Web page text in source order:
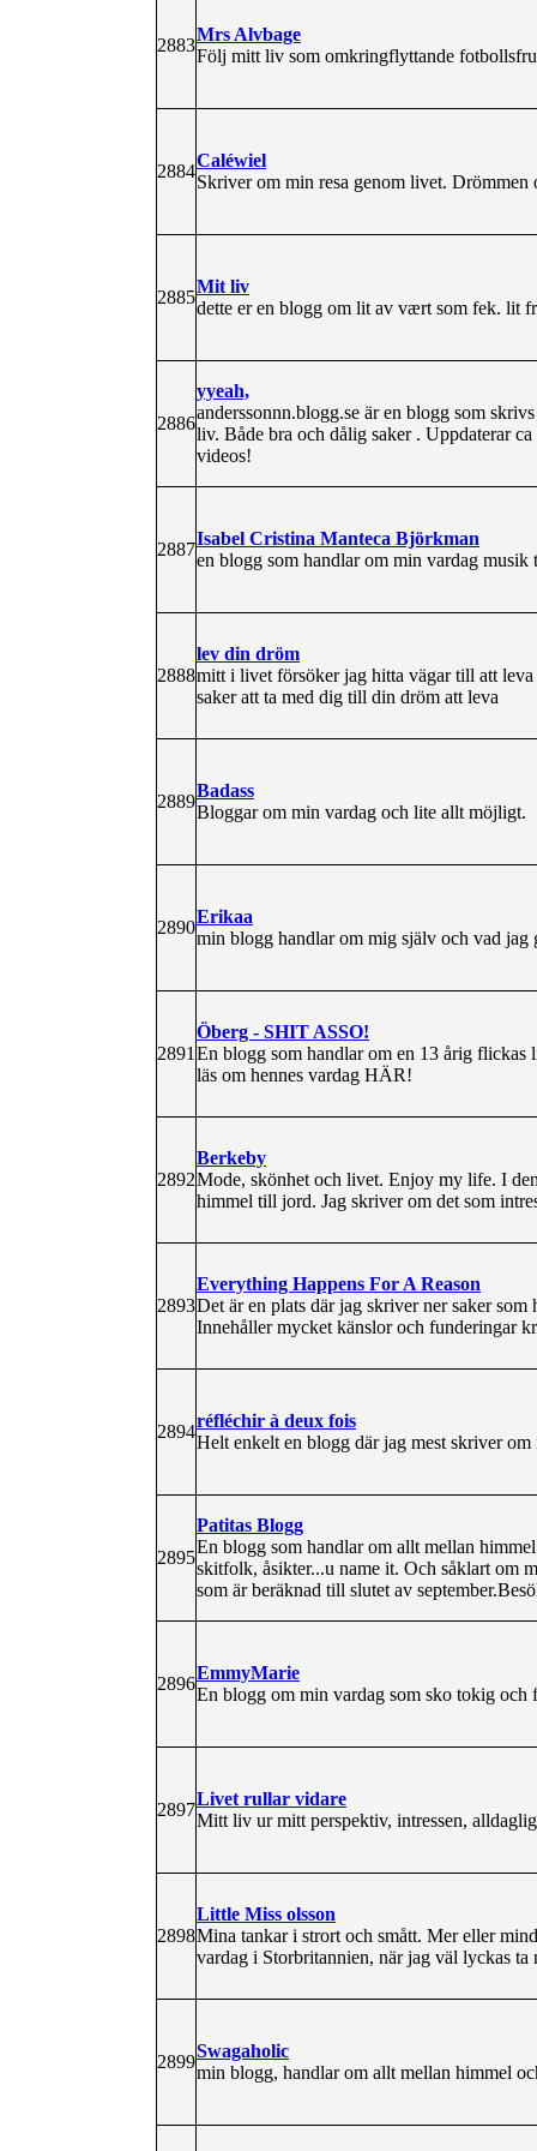
2883
Mrs Alvbage
Följ mitt liv som omkringflyttande
2884
Caléwiel
Skriver om min resa genom livet.
2885
Mit liv
dette er en blogg om lit av vært som fek. lit
2886
yyeah,
anderssonnn.blogg.se är en blogg som
liv. Både bra och dålig saker . Uppdaterar
videos!
2887
Isabel Cristina Manteca Björkman
en blogg som handlar om min vardag musik
2888
lev din dröm
mitt i livet försöker jag hitta vägar till att
saker att ta med dig till din dröm att leva
2889
Badass
Bloggar om min vardag och lite allt möjligt.
2890
Erikaa
min blogg handlar om mig själv och vad jag
2891
Öberg - SHIT ASSO!
En blogg som handlar om en 13 årig flickas
läs om hennes vardag HÄR!
2892
Berkeby
Mode, skönhet och livet. Enjoy my life. I
himmel till jord. Jag skriver om det som
2893
Everything Happens For A Reason
Det är en plats där jag skriver ner saker
Innehåller mycket känslor och funderingar
2894
réfléchir à deux fois
Helt enkelt en blogg där jag mest skriver
2895
Patitas Blogg
En blogg som handlar om allt mellan
skitfolk, åsikter...u name it. Och såklart om
som är beräknad till slutet av
2896
EmmyMarie
En blogg om min vardag som sko tokig och
2897
Livet rullar vidare
Mitt liv ur mitt perspektiv, intressen,
2898
Little Miss olsson
Mina tankar i strort och smått. Mer eller
vardag i Storbritannien, när jag väl lyckas ta
2899
Swagaholic
min blogg, handlar om allt mellan himmel